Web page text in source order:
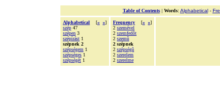
Table of Contents| Words: Alphabetical-
Alphabetical [« »]
szép 47
szépen 3
szépírást 1
szépnek 2
szépségem 1
szépséges 1
szépségét 1
Frequency [« »]
2 szemével
2 szemfedõt
2 szemû
2 szépnek
2 szépségû
2 szerelem
2 szerelme